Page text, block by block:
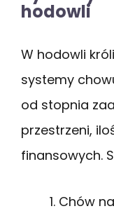
hodowli
W hodowli
systemy
od stopnia
przestrzeni,
finansowych.
Chów